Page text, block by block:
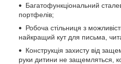
Багатофункціональний
портфелів;
Робоча стільниця з
найкращий кут для письма,
Конструкція захисту від
руки дитини не защемляться,